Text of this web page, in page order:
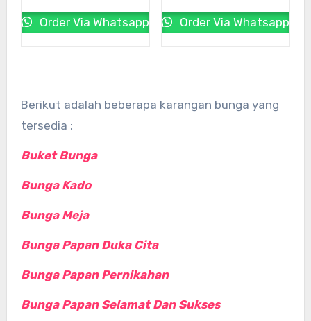
Order Via Whatsapp Order Via Whatsapp
Berikut adalah beberapa karangan bunga yang
tersedia :
Buket Bunga
Bunga Kado
Bunga Meja
Bunga Papan Duka Cita
Bunga Papan Pernikahan
Bunga Papan Selamat Dan Sukses